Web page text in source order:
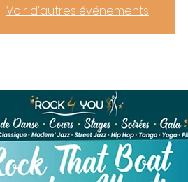
Voir d'autres événements